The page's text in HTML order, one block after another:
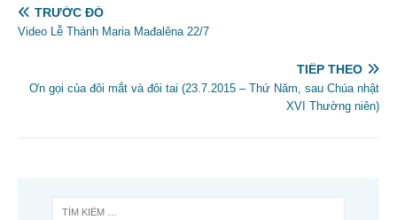
TRƯỚC ĐÓ
Video Lễ Thánh Maria Mađalêna 22/7
TIẾP THEO
Ơn gọi của đôi mắt và đôi tai (23.7.2015 – Thứ Năm, sau Chúa nhật
XVI Thường niên)